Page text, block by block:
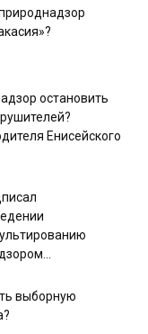
остановить
Енисейского
выборную